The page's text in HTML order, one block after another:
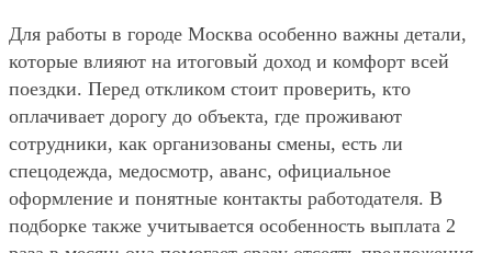
Для работы в городе Москва особенно важны детали,
которые влияют на итоговый доход и комфорт всей
поездки. Перед откликом стоит проверить, кто
оплачивает дорогу до объекта, где проживают
сотрудники, как организованы смены, есть ли
спецодежда, медосмотр, аванс, официальное
оформление и понятные контакты работодателя. В
подборке также учитывается особенность выплата 2